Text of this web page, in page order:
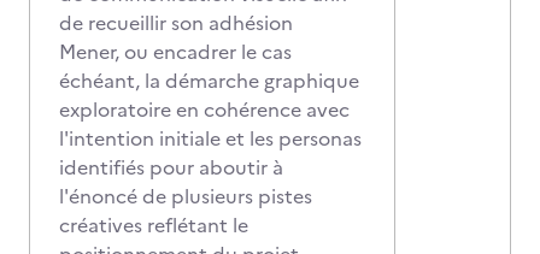
de recueillir son adhésion
Mener, ou encadrer le cas
échéant, la démarche graphique
exploratoire en cohérence avec
l'intention initiale et les personas
identifiés pour aboutir à
l'énoncé de plusieurs pistes
créatives reflétant le